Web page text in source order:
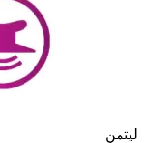
لیتمن